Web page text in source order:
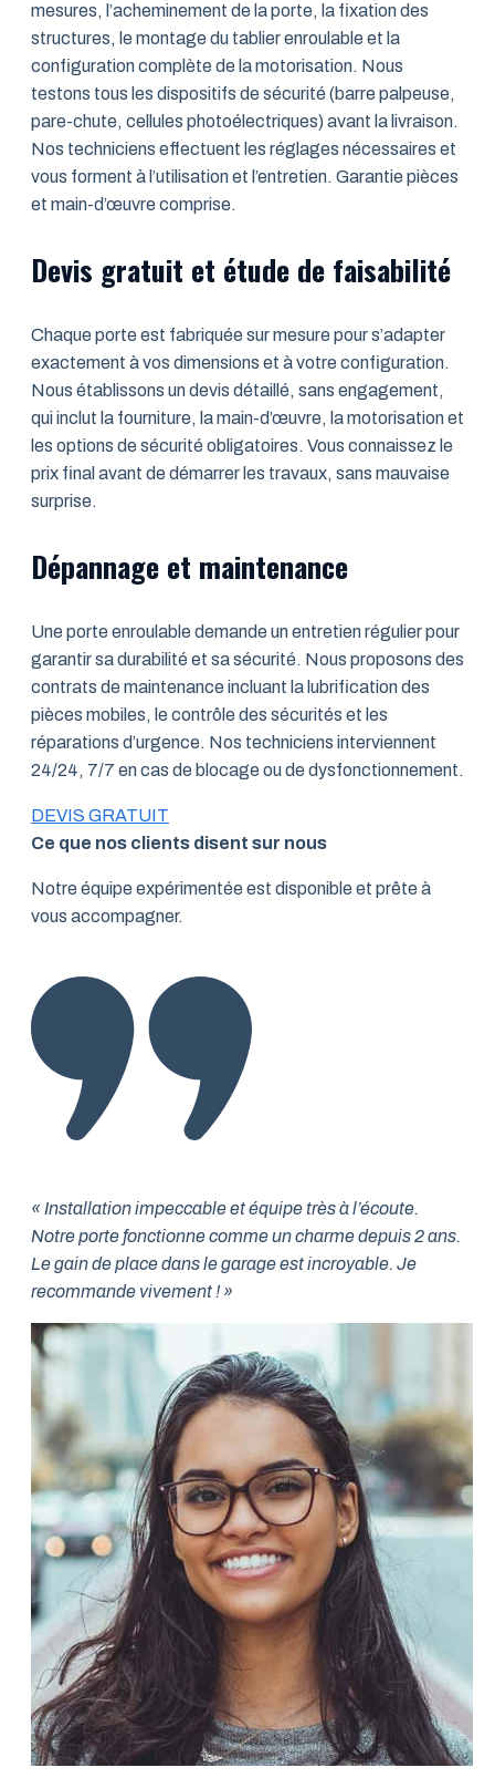
mesures, l’acheminement de la porte, la fixation des
structures, le montage du tablier enroulable et la
configuration complète de la motorisation. Nous
testons tous les dispositifs de sécurité (barre palpeuse,
pare-chute, cellules photoélectriques) avant la livraison.
Nos techniciens effectuent les réglages nécessaires et
vous forment à l’utilisation et l’entretien. Garantie pièces
et main-d’œuvre comprise.
Devis gratuit et étude de faisabilité
Chaque porte est fabriquée sur mesure pour s’adapter
exactement à vos dimensions et à votre configuration.
Nous établissons un devis détaillé, sans engagement,
qui inclut la fourniture, la main-d’œuvre, la motorisation et
les options de sécurité obligatoires. Vous connaissez le
prix final avant de démarrer les travaux, sans mauvaise
surprise.
Dépannage et maintenance
Une porte enroulable demande un entretien régulier pour
garantir sa durabilité et sa sécurité. Nous proposons des
contrats de maintenance incluant la lubrification des
pièces mobiles, le contrôle des sécurités et les
réparations d’urgence. Nos techniciens interviennent
24/24, 7/7 en cas de blocage ou de dysfonctionnement.
DEVIS GRATUIT
Ce que nos clients disent sur nous
Notre équipe expérimentée est disponible et prête à
vous accompagner.
« Installation impeccable et équipe très à l’écoute.
Notre porte fonctionne comme un charme depuis 2 ans.
Le gain de place dans le garage est incroyable. Je
recommande vivement ! »